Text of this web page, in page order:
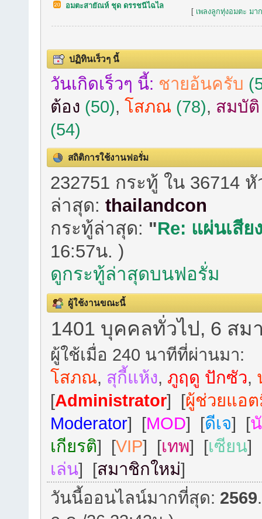
อมตะสายัณห์ ชุด ดรรชนีไฉไล
[ เพลงลูกทุ่งอมตะ มา
ปฏิทินเร็วๆ นี้
วันเกิดเร็วๆ นี้: ชายอ้นครับ
ต้อง (50), โสภณ (78), สมบัติ
(54)
สถิติการใช้งานฟอรั่ม
232751 กระทู้ ใน 36714
ล่าสุด:thailandcon
กระทู้ล่าสุด: "Re: แผ่นเสีย
16:57น. )
ดูกระทู้ล่าสุดบนฟอรั่ม
ผู้ใช้งานขณะนี้
1401 บุคคลทั่วไป, 6 สม
ผู้ใช้เมื่อ 240 นาทีที่ผ่านมา:
โสภณ, สุกี้แห้ง, ภูฤดู ปักซัว,
[Administrator] [ผู้ช่วยแอ
Moderator] [MOD] [ดีเจ] [
เกียรติ] [VIP] [เทพ] [เซียน]
เล่น] [สมาชิกใหม่]
วันนี้ออนไลน์มากที่สุด: 2569